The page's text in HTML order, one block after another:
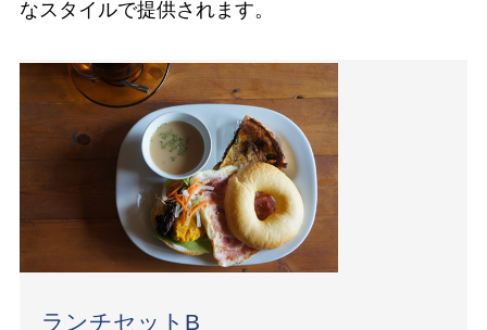
なスタイルで提供されます。
ランチセットB